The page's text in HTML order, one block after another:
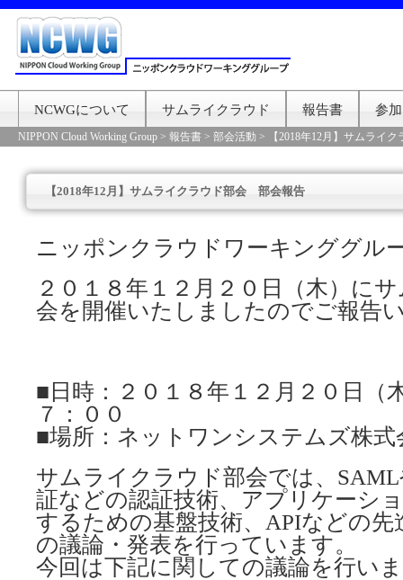
NCWGについて サムライクラウド 報告書 参
NIPPON Cloud Working Group > 報告書 > 部会活動 > 【2018年12月】サムライ
【2018年12月】サムライクラウド部会 部会報告
ニッポンクラウドワーキンググル
２０１８年１２月２０日（木）に
会を開催いたしましたのでご報告
■日時：２０１８年１２月２０日（
７：００
■場所：ネットワンシステムズ株
サムライクラウド部会では、
証などの認証技術、アプリケーシ
するための基盤技術、APIなどの
の議論・発表を行っています。
今回は下記に関しての議論を行い